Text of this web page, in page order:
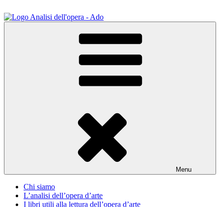
al
contenuto
Osservare le opere d'arte per capirle e imparare ad amarle
Menu
Chi siamo
L’analisi dell’opera d’arte
I libri utili alla lettura dell’opera d’arte